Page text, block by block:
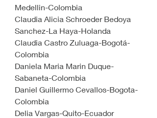
Medellin-Colombia
Claudia Alicia Schroeder Bedoya
Sanchez-La Haya-Holanda
Claudia Castro Zuluaga-Bogotá-
Colombia
Daniela Maria Marin Duque-
Sabaneta-Colombia
Daniel Guillermo Cevallos-Bogota-
Colombia
Delia Vargas-Quito-Ecuador